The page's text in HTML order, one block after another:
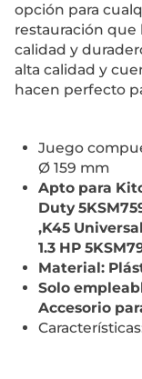
opción para
restauración
calidad y
alta calidad y
hacen perfecto
Juego
Ø 159 mm
Apto para
Duty
,K45
1.3 HP
Material:
Solo
Accesorio